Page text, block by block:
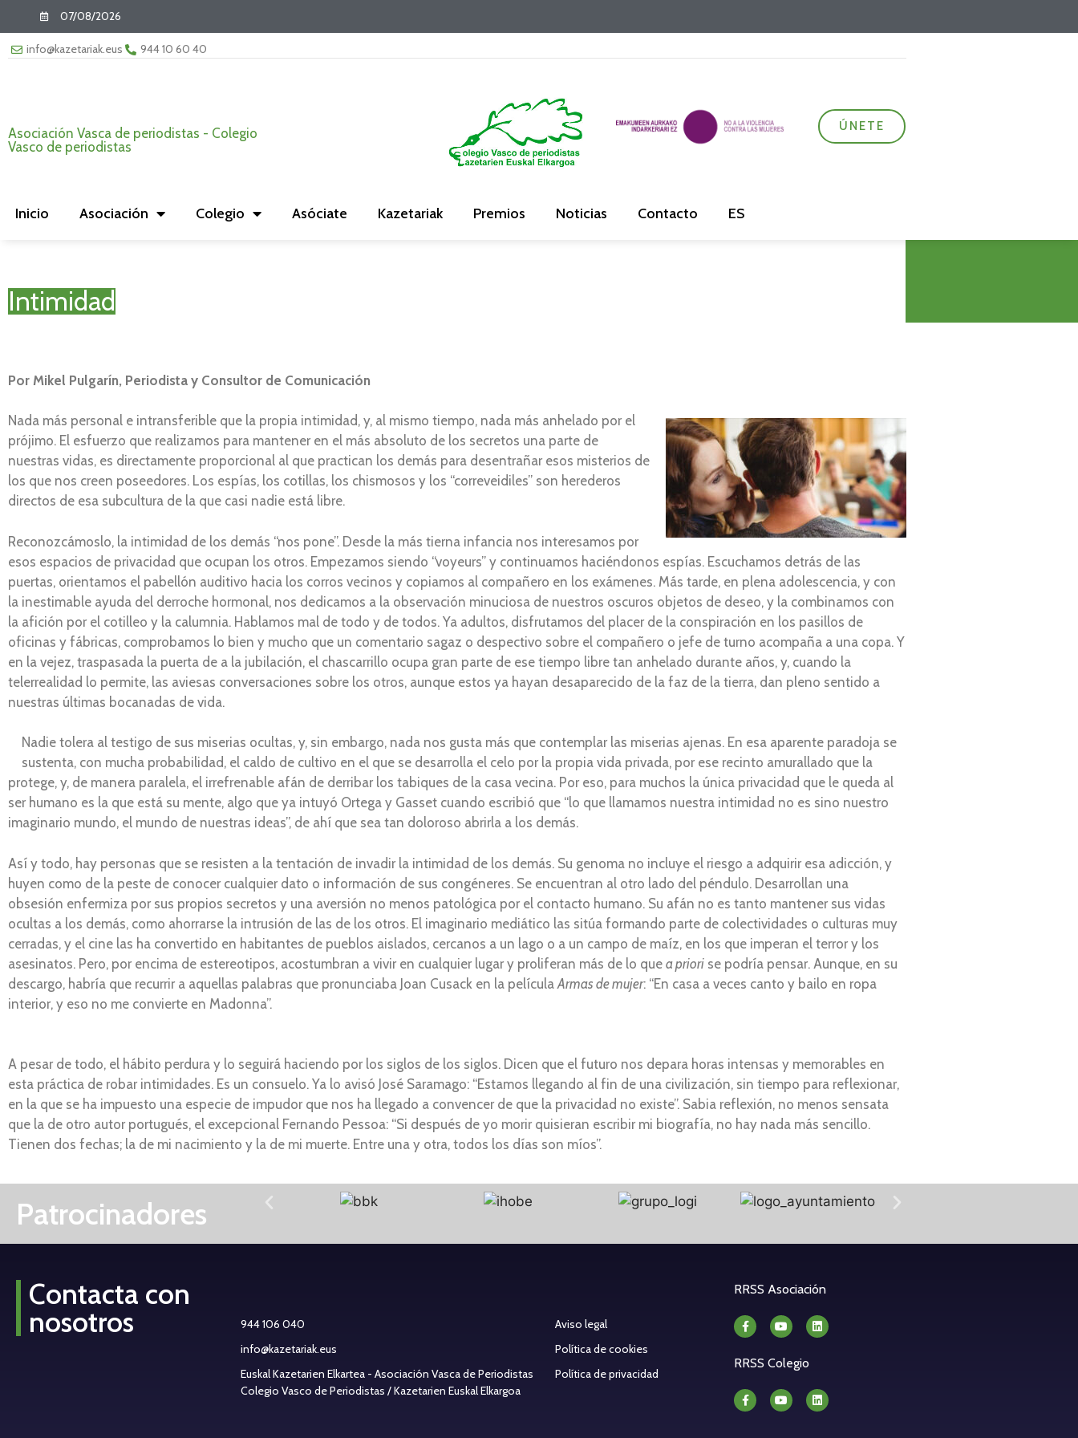
07/08/2026
info@kazetariak.eus 944 10 60 40
Asociación Vasca de periodistas - Colegio
Vasco de periodistas
ÚNETE
Inicio Asociación Colegio Asóciate Kazetariak Premios Noticias Contacto ES
Intimidad
Por Mikel Pulgarín, Periodista y Consultor de Comunicación
Nada más personal e intransferible que la propia intimidad, y, al mismo tiempo, nada más anhelado por el
prójimo. El esfuerzo que realizamos para mantener en el más absoluto de los secretos una parte de
nuestras vidas, es directamente proporcional al que practican los demás para desentrañar esos misterios de
los que nos creen poseedores. Los espías, los cotillas, los chismosos y los “correveidiles” son herederos
directos de esa subcultura de la que casi nadie está libre.
Reconozcámoslo, la intimidad de los demás “nos pone”. Desde la más tierna infancia nos interesamos por
esos espacios de privacidad que ocupan los otros. Empezamos siendo “voyeurs” y continuamos haciéndonos espías. Escuchamos detrás de las
puertas, orientamos el pabellón auditivo hacia los corros vecinos y copiamos al compañero en los exámenes. Más tarde, en plena adolescencia, y con
la inestimable ayuda del derroche hormonal, nos dedicamos a la observación minuciosa de nuestros oscuros objetos de deseo, y la combinamos con
la afición por el cotilleo y la calumnia. Hablamos mal de todo y de todos. Ya adultos, disfrutamos del placer de la conspiración en los pasillos de
oficinas y fábricas, comprobamos lo bien y mucho que un comentario sagaz o despectivo sobre el compañero o jefe de turno acompaña a una copa. Y
en la vejez, traspasada la puerta de a la jubilación, el chascarrillo ocupa gran parte de ese tiempo libre tan anhelado durante años, y, cuando la
telerrealidad lo permite, las aviesas conversaciones sobre los otros, aunque estos ya hayan desaparecido de la faz de la tierra, dan pleno sentido a
nuestras últimas bocanadas de vida.
Nadie tolera al testigo de sus miserias ocultas, y, sin embargo, nada nos gusta más que contemplar las miserias ajenas. En esa aparente paradoja se
sustenta, con mucha probabilidad, el caldo de cultivo en el que se desarrolla el celo por la propia vida privada, por ese recinto amurallado que la
protege, y, de manera paralela, el irrefrenable afán de derribar los tabiques de la casa vecina. Por eso, para muchos la única privacidad que le queda al
ser humano es la que está su mente, algo que ya intuyó Ortega y Gasset cuando escribió que “lo que llamamos nuestra intimidad no es sino nuestro
imaginario mundo, el mundo de nuestras ideas”, de ahí que sea tan doloroso abrirla a los demás.
Así y todo, hay personas que se resisten a la tentación de invadir la intimidad de los demás. Su genoma no incluye el riesgo a adquirir esa adicción, y
huyen como de la peste de conocer cualquier dato o información de sus congéneres. Se encuentran al otro lado del péndulo. Desarrollan una
obsesión enfermiza por sus propios secretos y una aversión no menos patológica por el contacto humano. Su afán no es tanto mantener sus vidas
ocultas a los demás, como ahorrarse la intrusión de las de los otros. El imaginario mediático las sitúa formando parte de colectividades o culturas muy
cerradas, y el cine las ha convertido en habitantes de pueblos aislados, cercanos a un lago o a un campo de maíz, en los que imperan el terror y los
asesinatos. Pero, por encima de estereotipos, acostumbran a vivir en cualquier lugar y proliferan más de lo que a priori se podría pensar. Aunque, en su
descargo, habría que recurrir a aquellas palabras que pronunciaba Joan Cusack en la película Armas de mujer: “En casa a veces canto y bailo en ropa
interior, y eso no me convierte en Madonna”.
A pesar de todo, el hábito perdura y lo seguirá haciendo por los siglos de los siglos. Dicen que el futuro nos depara horas intensas y memorables en
esta práctica de robar intimidades. Es un consuelo. Ya lo avisó José Saramago: “Estamos llegando al fin de una civilización, sin tiempo para reflexionar,
en la que se ha impuesto una especie de impudor que nos ha llegado a convencer de que la privacidad no existe”. Sabia reflexión, no menos sensata
que la de otro autor portugués, el excepcional Fernando Pessoa: “Si después de yo morir quisieran escribir mi biografía, no hay nada más sencillo.
Tienen dos fechas; la de mi nacimiento y la de mi muerte. Entre una y otra, todos los días son míos”.
Patrocinadores
Contacta con
nosotros
944 106 040
info@kazetariak.eus
Euskal Kazetarien Elkartea - Asociación Vasca de Periodistas
Colegio Vasco de Periodistas / Kazetarien Euskal Elkargoa
Aviso legal
Política de cookies
Política de privacidad
RRSS Asociación
RRSS Colegio